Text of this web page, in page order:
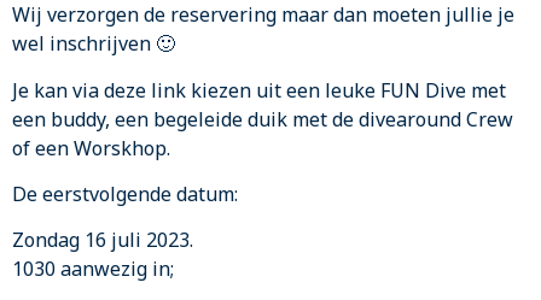
Wij verzorgen de reservering maar dan moeten jullie je
wel inschrijven 🙂
Je kan via deze link kiezen uit een leuke FUN Dive met
een buddy, een begeleide duik met de divearound Crew
of een Worskhop.
De eerstvolgende datum:
Zondag 16 juli 2023.
1030 aanwezig in;